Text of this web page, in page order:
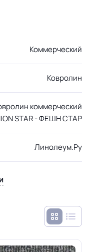
Коммерческий
Ковролин
коммерческий
STAR - ФЕШН СТАР
Линолеум.Ру